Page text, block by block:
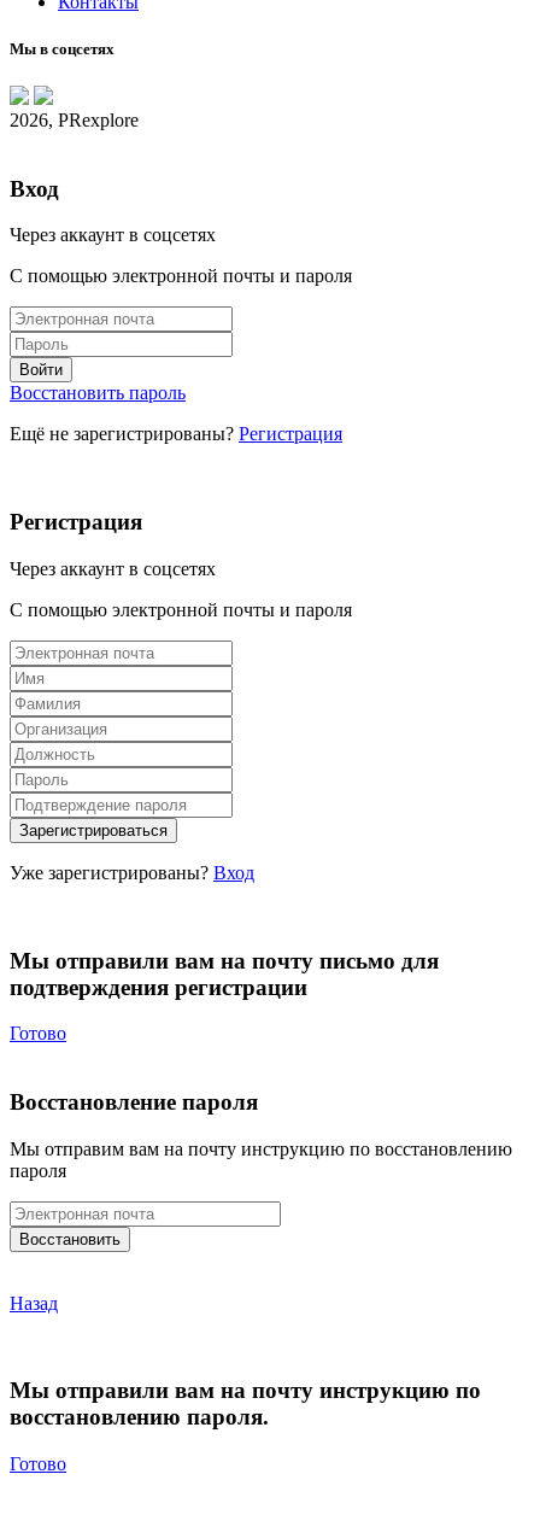
Мы в соцсетях
2026, PRexplore
Вход
Через аккаунт в соцсетях
С помощью электронной почты и пароля
Восстановить пароль
Ещё не зарегистрированы? Регистрация
Регистрация
Через аккаунт в соцсетях
С помощью электронной почты и пароля
Уже зарегистрированы? Вход
Мы отправили вам на почту письмо для
подтверждения регистрации
Готово
Восстановление пароля
Мы отправим вам на почту инструкцию по восстановлению
пароля
Назад
Мы отправили вам на почту инструкцию по
восстановлению пароля.
Готово